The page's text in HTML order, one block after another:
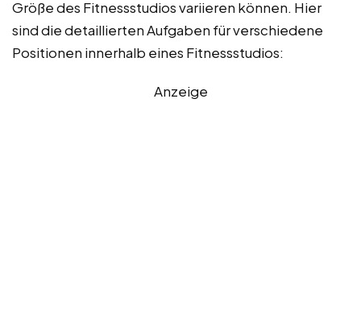
Größe des Fitnessstudios variieren können. Hier
sind die detaillierten Aufgaben für verschiedene
Positionen innerhalb eines Fitnessstudios:
Anzeige